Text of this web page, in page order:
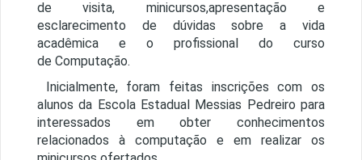
de visita, minicursos,apresentação e
esclarecimento de dúvidas sobre a vida
acadêmica e o profissional do curso
de Computação.
Inicialmente, foram feitas inscrições com os
alunos da Escola Estadual Messias Pedreiro para
interessados em obter conhecimentos
relacionados à computação e em realizar os